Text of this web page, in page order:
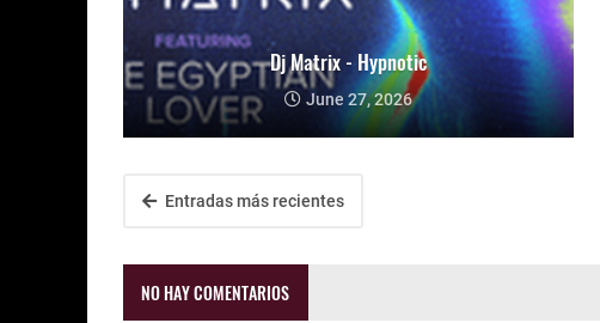
Dj Matrix - Hypnotic
June 27, 2026
Entradas más recientes
NO HAY COMENTARIOS